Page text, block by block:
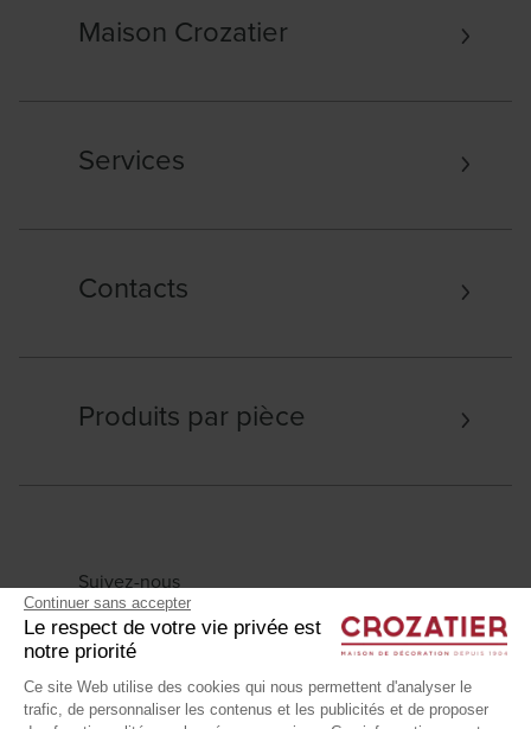
Maison Crozatier
Services
Contacts
Produits par pièce
Suivez-nous
Continuer sans accepter
Le respect de votre vie privée est
notre priorité
Ce site Web utilise des cookies qui nous permettent d'analyser le
trafic, de personnaliser les contenus et les publicités et de proposer